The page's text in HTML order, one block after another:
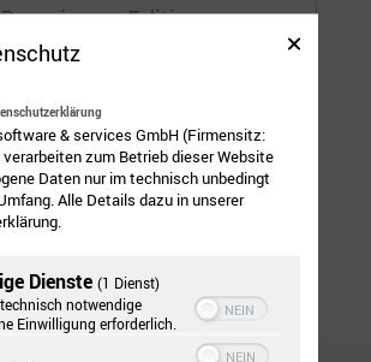
Premium – Edition
die Premium-Variante, um auf die
der Plus – Edition gestaffelte
Rabatte zu erhalten.
Keine Mindestabnahme.
& services GmbH (Firmensitz:
zum Betrieb dieser Website
Daten nur im technisch unbedingt
Alle Details dazu in unserer
Dienste (1 Dienst)
notwendige
Einwilligung erforderlich.